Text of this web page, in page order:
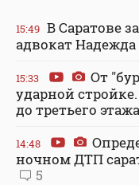
15:49 В Саратове
адвокат
15:33
От
ударной
до третьего этажа
14:48
ночном ДТП
5